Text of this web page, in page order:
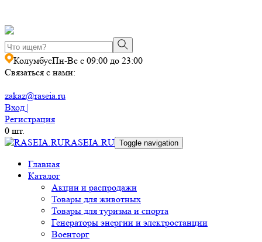
КолумбусПн-Вс с 09:00 до 23:00
Связаться с нами:
zakaz@raseia.ru
Вход |
Регистрация
0 шт.
RASEIA.RU Toggle navigation
Главная
Каталог
Акции и распродажи
Товары для животных
Товары для туризма и спорта
Генераторы энергии и электростанции
Военторг